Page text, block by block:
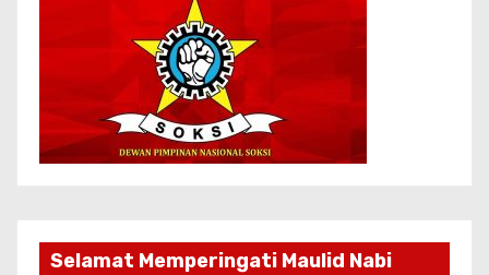
Selamat Memperingati Maulid Nabi